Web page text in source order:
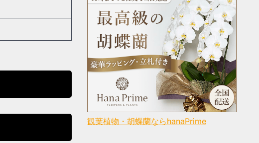
観葉植物・胡蝶蘭ならhanaPrime